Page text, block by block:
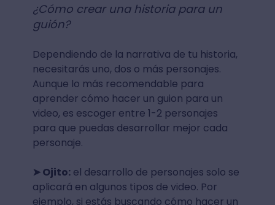
¿Cómo crear una historia para un
guión?
Dependiendo de la narrativa de tu historia,
necesitarás uno, dos o más personajes.
Aunque lo más recomendable para
aprender cómo hacer un guion para un
video, es escoger entre 1-2 personajes
para que puedas desarrollar mejor cada
personaje.
➤ Ojito:el desarrollo de personajes solo se
aplicará en algunos tipos de video. Por
ejemplo, si estás buscando cómo hacer un